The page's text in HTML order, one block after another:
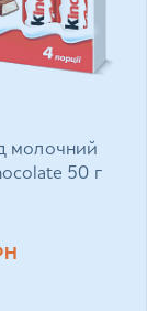
молочний
50 г